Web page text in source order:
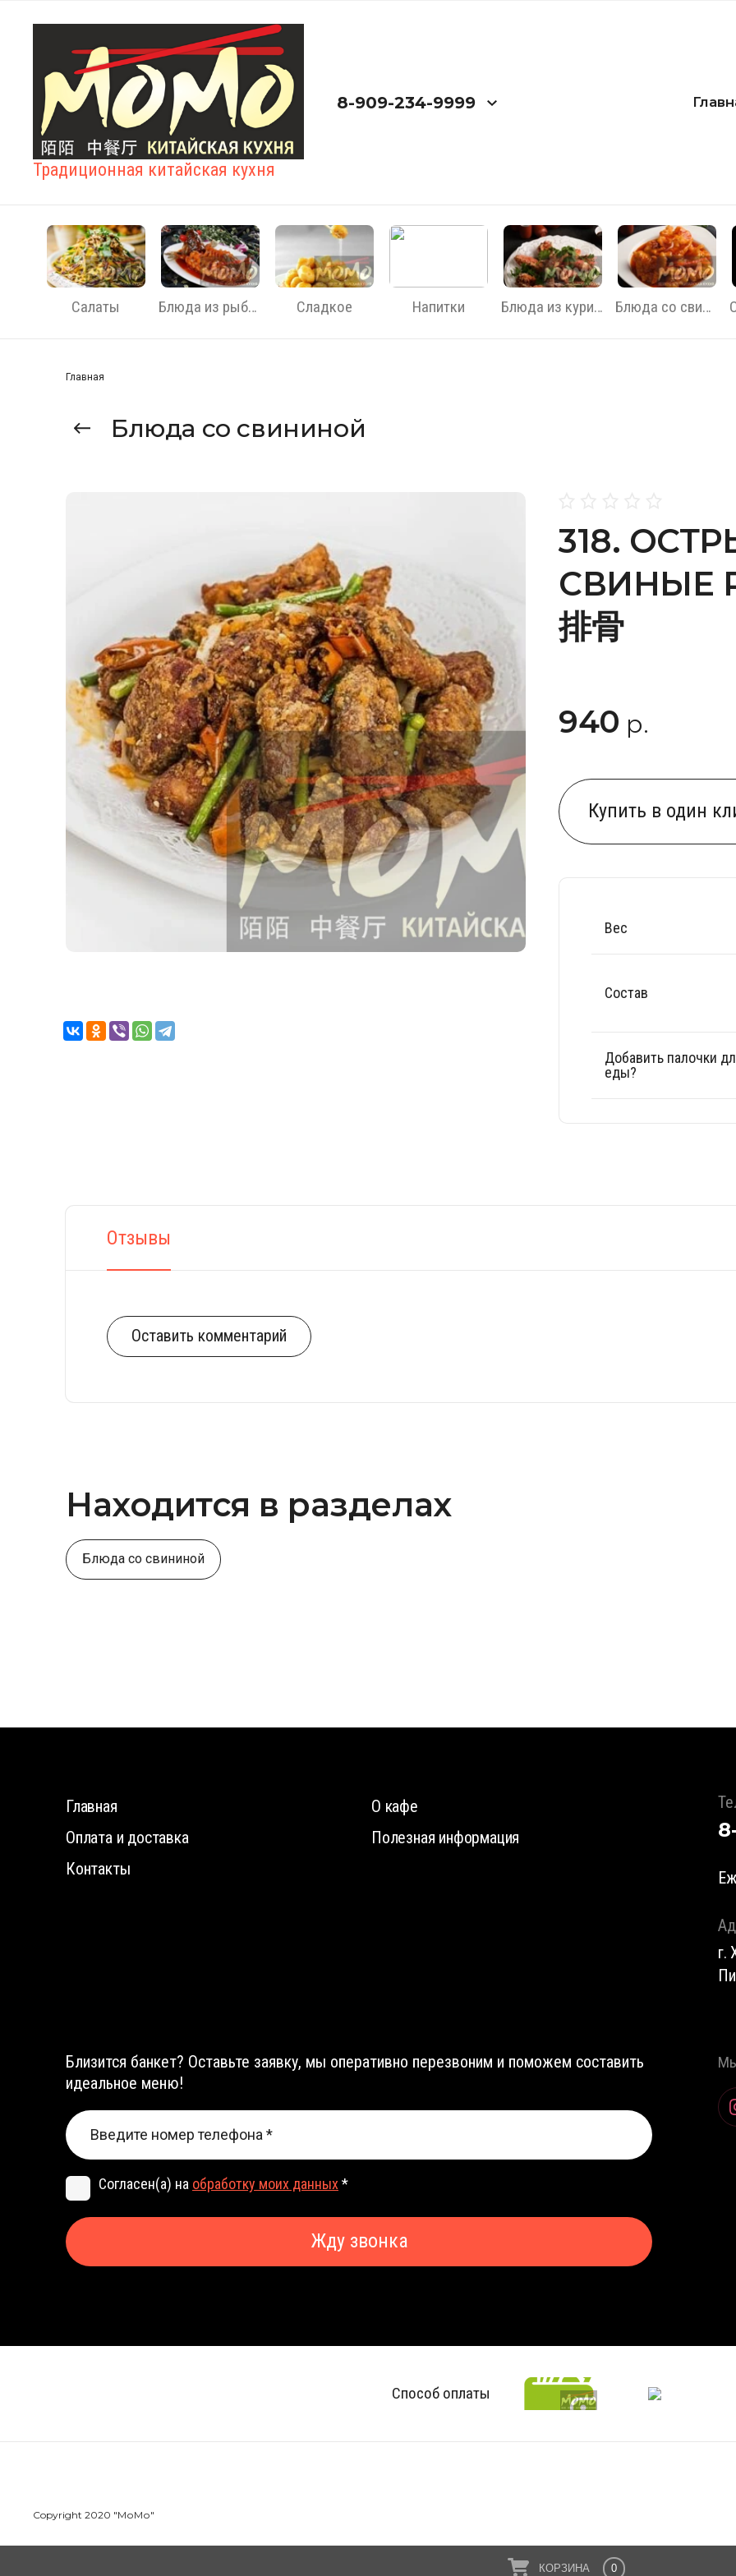
Традиционная китайская кухня
8-909-234-9999
Салаты Блюда из рыбы и морепродуктов Сладкое Напитки Блюда из курицы Блюда со свининой
Главная
Блюда со свининой
318.
СВИНЫЕ
排骨
940 р.
Купить в один
Вес
Состав
Добавить палочки
еды?
Отзывы
Оставить комментарий
Находится в разделах
Блюда со свининой
КОРЗИНА 0
Главная
О кафе
Оплата и доставка
Полезная информация
Контакты
г.
Близится банкет? Оставьте заявку, мы оперативно перезвоним и поможем составить
идеальное меню!
Согласен(а) на обработку моих данных*
Жду звонка
Способ оплаты
Copyright 2020 "МоМо"